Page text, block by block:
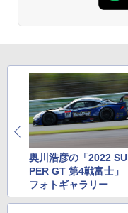
奥川浩彦の「2022 SU
PER GT 第4戦富士」
フォトギャラリー